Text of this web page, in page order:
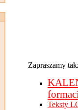
Zapraszamy
Teksty